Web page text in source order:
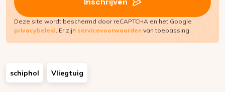
Deze site wordt beschermd door reCAPTCHA en het Google
privacybeleid. Er zijn servicevoorwaarden van toepassing.
schiphol Vliegtuig